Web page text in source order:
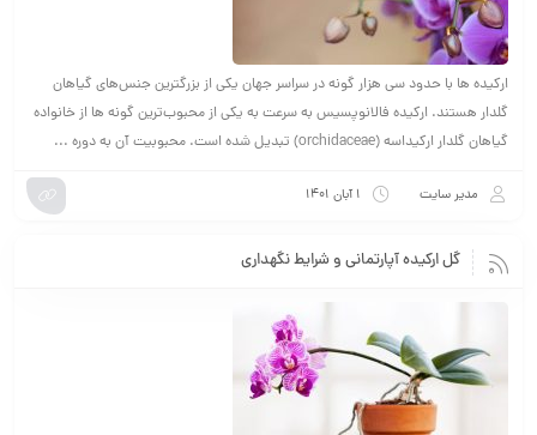
ارکیده ها با حدود سی هزار گونه در سراسر جهان یکی از بزرگترین جنس‌های گیاهان
گلدار هستند. ارکیده فالانوپسیس به سرعت به یکی از محبوب‌ترین گونه ها از خانواده
گیاهان گلدار ارکیداسه (orchidaceae) تبدیل شده‌ است. محبوبیت آن به دوره ...
مدیر سایت ۱ آبان ۱۴۰۱
گل ارکیده آپارتمانی و شرایط نگهداری